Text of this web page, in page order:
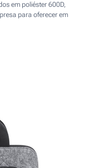
em poliéster 600D,
para oferecer em